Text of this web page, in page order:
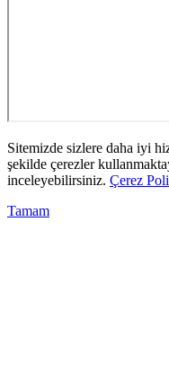
Sitemizde sizlere daha iyi
şekilde çerezler
inceleyebilirsiniz. Çerez
Tamam